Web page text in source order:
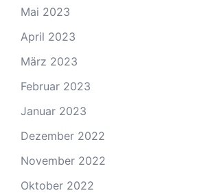
Mai 2023
April 2023
März 2023
Februar 2023
Januar 2023
Dezember 2022
November 2022
Oktober 2022